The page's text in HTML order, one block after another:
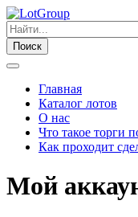
Поиск
Главная
Каталог лотов
О нас
Что такое торги
Как проходит
Мой